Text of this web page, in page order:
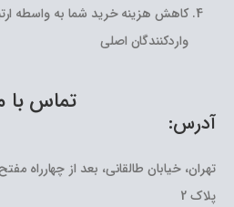
کاهش هزینه خرید شما به واسطه
واردکنندگان اصلی
تماس با
آدرس:
تهران، خیابان طالقانی، بعد از چهارراه
پلاک 2